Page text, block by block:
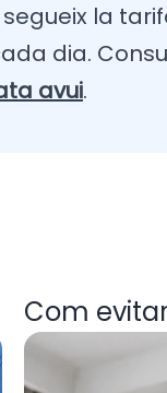
la
dia.
avui.
per a
passen
Com